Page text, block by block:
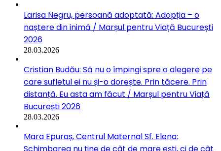
Larisa Negru, persoană adoptată: Adopția – o
naștere din inimă / Marșul pentru Viață București
2026
28.03.2026
Cristian Budău: Să nu o împingi spre o alegere pe
care sufletul ei nu și-o dorește. Prin tăcere. Prin
distanță. Eu asta am făcut / Marșul pentru Viață
București 2026
28.03.2026
Mara Epuraș, Centrul Maternal Sf. Elena: